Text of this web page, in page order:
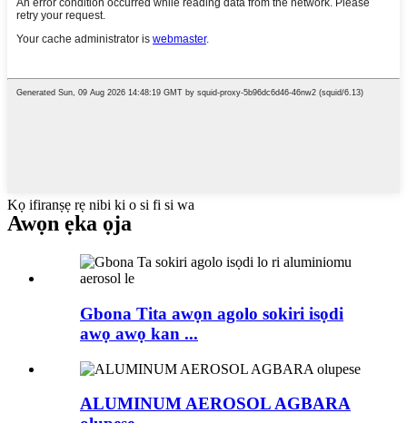
Kọ ifiranṣẹ rẹ nibi ki o si fi si wa
Awọn ẹka ọja
Gbona Tita awọn agolo sokiri isọdi
awọ awọ kan ...
ALUMINUM AEROSOL AGBARA